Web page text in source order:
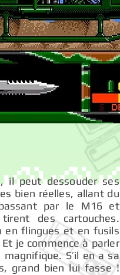
il peut dessouder ses
bien réelles, allant du
par le M16 et
des cartouches.
en flingues et en fusils
je commence à parler
S’il en a sa
grand bien lui fasse !